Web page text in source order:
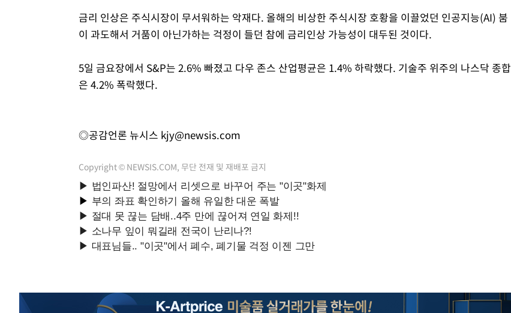
Mute
금리 인상은 주식시장이 무서워하는 악재다. 올해의 비상한 주식시장 호황을 이끌었던 인공지능(AI) 붐
이 과도해서 거품이 아닌가하는 걱정이 들던 참에 금리인상 가능성이 대두된 것이다.
5일 금요장에서 S&P는 2.6% 빠졌고 다우 존스 산업평균은 1.4% 하락했다. 기술주 위주의 나스닥 종합
은 4.2% 폭락했다.
◎공감언론 뉴시스 kjy@newsis.com
Copyright © NEWSIS.COM, 무단 전재 및 재배포 금지